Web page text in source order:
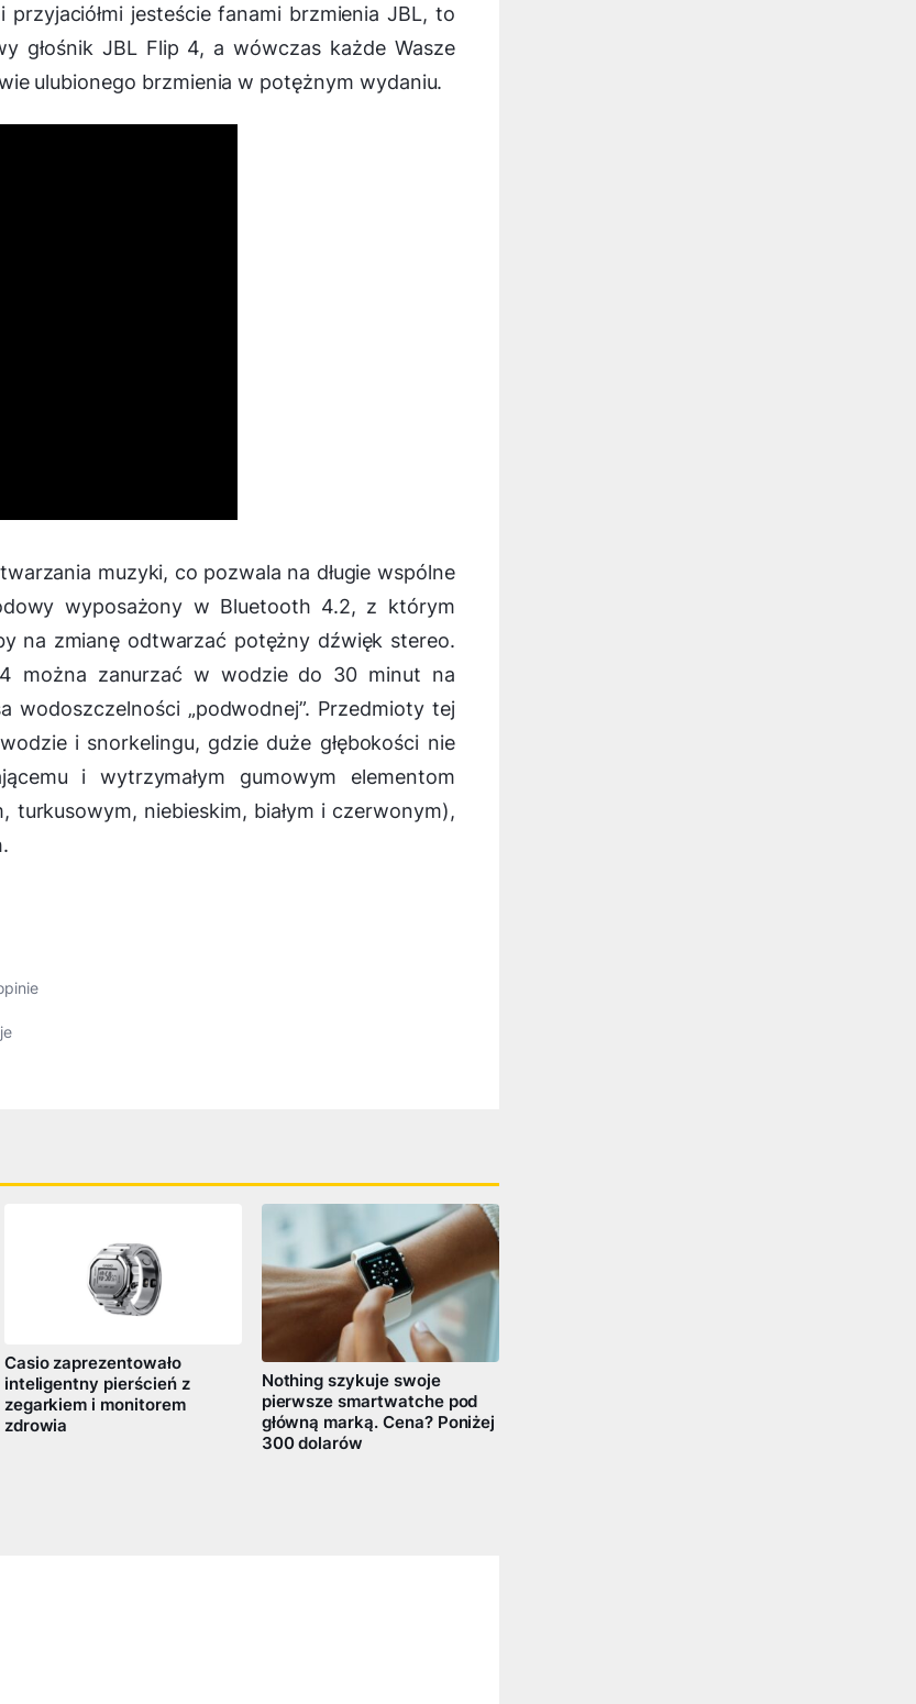
jesteście fanami brzmienia JBL, to
głośnik JBL Flip 4, a wówczas każde Wasze
ulubionego brzmienia w potężnym wydaniu.
muzyki, co pozwala na długie wspólne
wyposażony w Bluetooth 4.2, z którym
na zmianę odtwarzać potężny dźwięk stereo.
można zanurzać w wodzie do 30 minut na
wodoszczelności „podwodnej”. Przedmioty tej
i snorkelingu, gdzie duże głębokości nie
i wytrzymałym gumowym elementom
niebieskim, białym i czerwonym),
Casio zaprezentowało
inteligentny pierścień z
zegarkiem i monitorem
zdrowia
Nothing szykuje swoje
pierwsze smartwatche pod
główną marką. Cena? Poniżej
300 dolarów